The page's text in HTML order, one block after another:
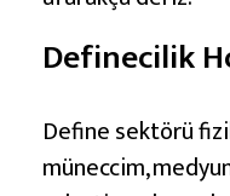
Definecilik
Define sektörü
müneccim,